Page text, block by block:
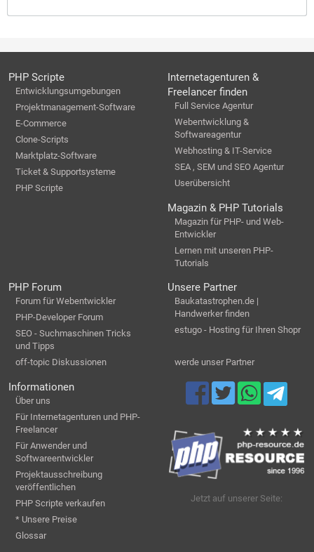
PHP Scripte
Entwicklungsumgebungen
Projektmanagement-Software
E-Commerce
Clone-Scripts
Marktplatz-Software
Ticket & Supportsysteme
PHP Scripte
Internetagenturen &
Freelancer finden
Full Service Agentur
Webentwicklung &
Softwareagentur
Webhosting & IT-Service
SEA , SEM und SEO Agentur
Userübersicht
Magazin & PHP Tutorials
Magazin für PHP- und Web-
Entwickler
Lernen mit unseren PHP-
Tutorials
PHP Forum
Forum für Webentwickler
PHP-Developer Forum
SEO - Suchmaschinen Tricks
und Tipps
off-topic Diskussionen
Unsere Partner
Baukatastrophen.de |
Handwerker finden
estugo - Hosting für Ihren Shopr
werde unser Partner
Informationen
Über uns
Für Internetagenturen und PHP-
Freelancer
Für Anwender und
Softwareentwickler
Projektausschreibung
veröffentlichen
PHP Scripte verkaufen
* Unsere Preise
Glossar
Jetzt auf unserer Seite: